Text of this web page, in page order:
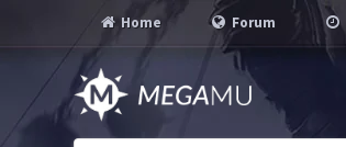
Home Forum